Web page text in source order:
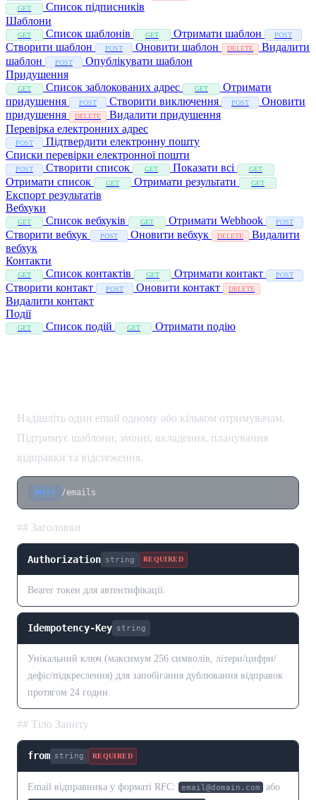
GET
Список підписників
Шаблони
GET Список шаблонів GET Отримати шаблон POST
Створити шаблон POST Оновити шаблон DELETE
Видалити
шаблон
POST
Опублікувати шаблон
Придушення
GET Список заблокованих адрес GET
Отримати
придушення
POST Створити виключення POST
Оновити
придушення
DELETE
Видалити придушення
Перевірка електронних адрес
POST
Підтвердити електронну пошту
Списки перевірки електронної пошти
POST Створити список GET Показати всі GET
Отримати список GET Отримати результати GET
Експорт результатів
Вебхуки
GET Список вебхуків GET Отримати Webhook POST
Створити вебхук POST Оновити вебхук DELETE
Видалити
вебхук
Контакти
GET Список контактів GET Отримати контакт POST
Створити контакт POST Оновити контакт DELETE
Видалити контакт
Події
GET Список подій GET Отримати подію
Надішліть один email одному або кільком отримувачам.
Підтримує шаблони, змінні, вкладення, планування
відправки та відстеження.
POST /emails
## Заголовки
Authorization string REQUIRED
Bearer токен для автентифікації.
Idempotency-Key string
Унікальний ключ (максимум 256 символів, літери/цифри/
дефіс/підкреслення) для запобігання дублювання відправок
протягом 24 годин.
## Тіло Запиту
from string REQUIRED
Email відправника у форматі RFC: email@domain.com або